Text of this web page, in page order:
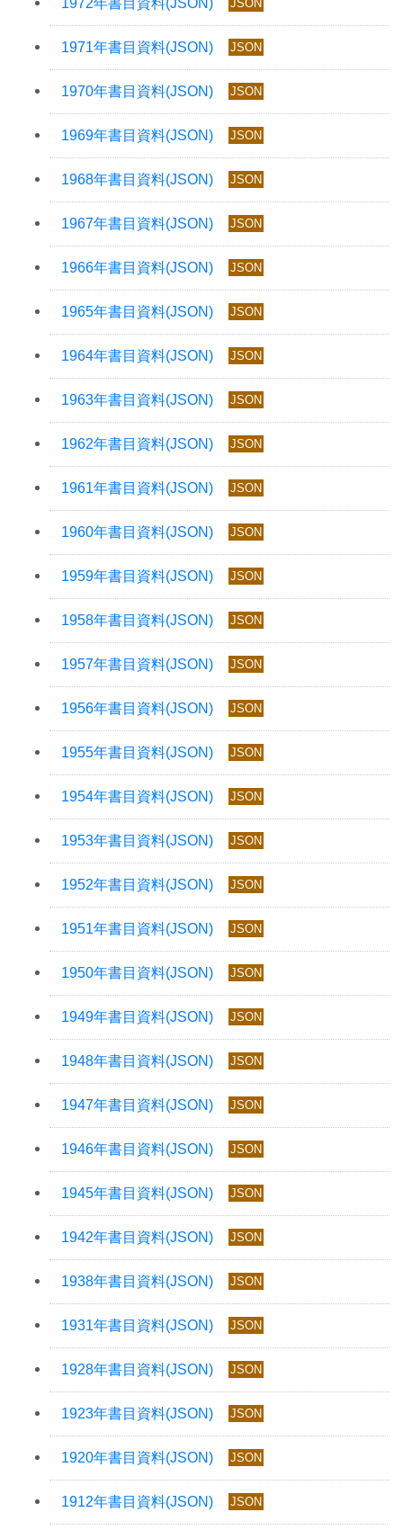
JSON
JSON
JSON
JSON
JSON
JSON
JSON
JSON
JSON
JSON
JSON
JSON
JSON
JSON
JSON
JSON
JSON
JSON
JSON
JSON
JSON
JSON
JSON
JSON
JSON
JSON
JSON
JSON
JSON
JSON
JSON
JSON
JSON
JSON
JSON